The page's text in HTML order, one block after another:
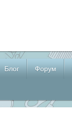
Блог Форум